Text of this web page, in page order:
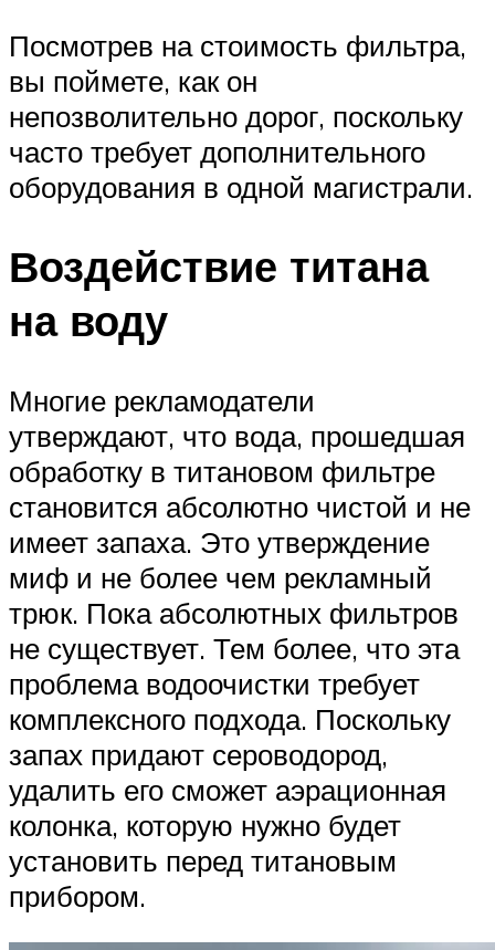
Посмотрев на стоимость фильтра,
вы поймете, как он
непозволительно дорог, поскольку
часто требует дополнительного
оборудования в одной магистрали.
Воздействие титана
на воду
Многие рекламодатели
утверждают, что вода, прошедшая
обработку в титановом фильтре
становится абсолютно чистой и не
имеет запаха. Это утверждение
миф и не более чем рекламный
трюк. Пока абсолютных фильтров
не существует. Тем более, что эта
проблема водоочистки требует
комплексного подхода. Поскольку
запах придают сероводород,
удалить его сможет аэрационная
колонка, которую нужно будет
установить перед титановым
прибором.